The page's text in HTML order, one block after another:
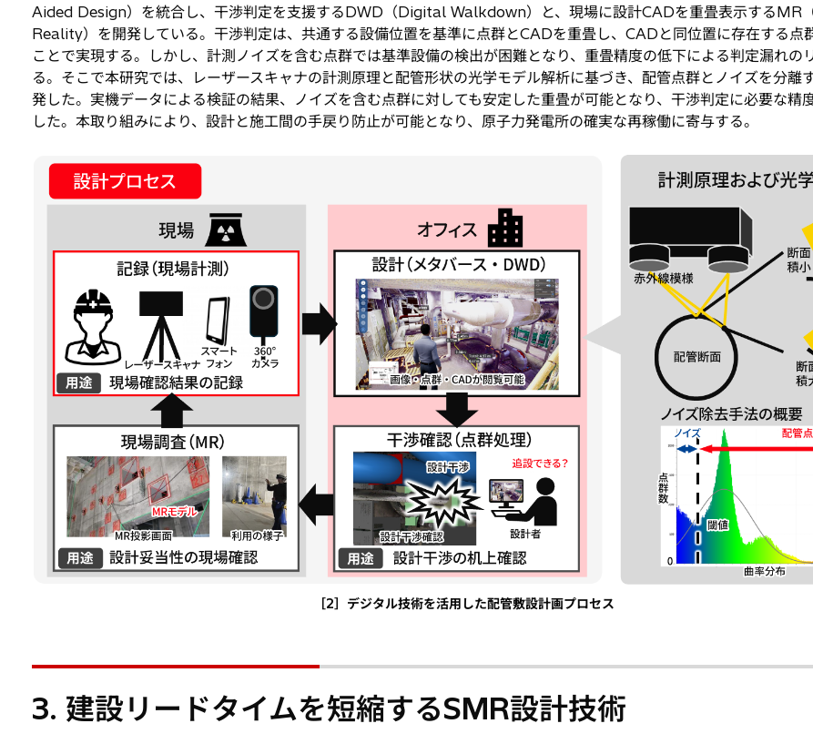
Aided Design）を統合し、干渉判定を支援するDWD（Digital Walkdown）と、現場に設計CADを重畳表示するMR
Reality）を開発している。干渉判定は、共通する設備位置を基準に点群とCADを重畳し、CADと同位置に存在する点
ことで実現する。しかし、計測ノイズを含む点群では基準設備の検出が困難となり、重畳精度の低下による判定漏れの
る。そこで本研究では、レーザースキャナの計測原理と配管形状の光学モデル解析に基づき、配管点群とノイズを分離
発した。実機データによる検証の結果、ノイズを含む点群に対しても安定した重畳が可能となり、干渉判定に必要な精
した。本取り組みにより、設計と施工間の手戻り防止が可能となり、原子力発電所の確実な再稼働に寄与する。
［2］デジタル技術を活用した配管敷設計画プロセス
3. 建設リードタイムを短縮するSMR設計技術